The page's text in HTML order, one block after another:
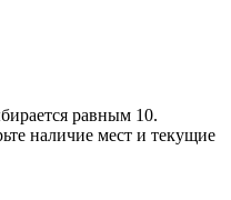
равным 10.
наличие мест и текущие